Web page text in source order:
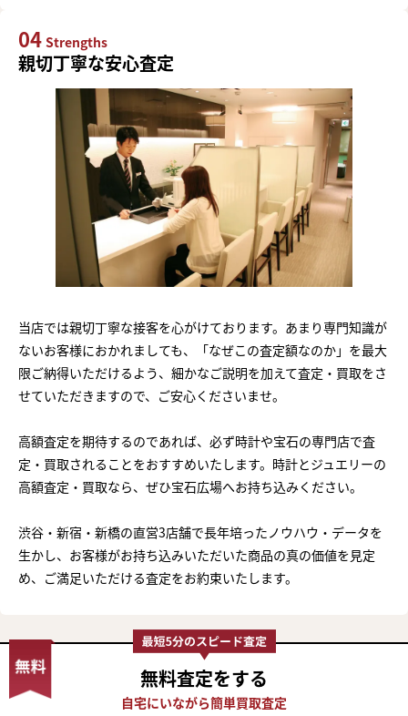
04 Strengths
親切丁寧な安心査定
当店では親切丁寧な接客を心がけております。あまり専門知識が
ないお客様におかれましても、「なぜこの査定額なのか」を最大
限ご納得いただけるよう、細かなご説明を加えて査定・買取をさ
せていただきますので、ご安心くださいませ。
高額査定を期待するのであれば、必ず時計や宝石の専門店で査
定・買取されることをおすすめいたします。時計とジュエリーの
高額査定・買取なら、ぜひ宝石広場へお持ち込みください。
渋谷・新宿・新橋の直営3店舗で長年培ったノウハウ・データを
生かし、お客様がお持ち込みいただいた商品の真の価値を見定
め、ご満足いただける査定をお約束いたします。
無料査定をする